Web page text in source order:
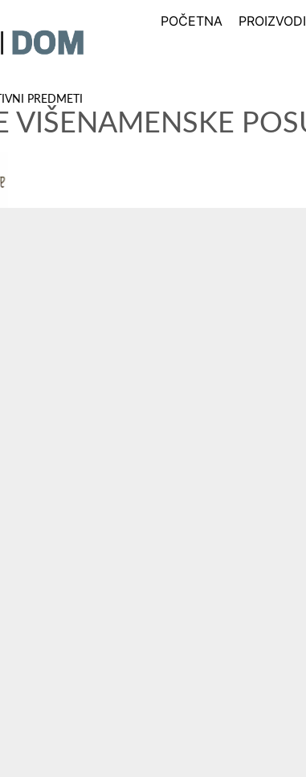
POČETNA PROIZVODI
PREDMETI
VIŠENAMENSKE